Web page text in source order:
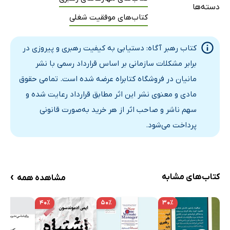
بیست ویژگی یک رهبر ﺁگاه
بهینه‌سازی رهبری برای سازمان
هنر ارتباطات
بخش سوم: عنکبوت و شبکه ﺁن
عنکبوت هشت پا
اولین پای عنکبوت اعتقاد به جبری بودن است
هرج‌ومرج سومین پای عنکبوت است
آنتروپی، ششمین پای عنکبوت است
انحراف، هفتمین پای عنکبوت است
خودخواهی، هشتمین پای عنکبوت است
دسته‌ها
کتاب‌های موفقیت شغلی
کتاب رهبر آگاه: دستیابی به کیفیت رهبری و پیروزی در
برابر مشکلات سازمانی بر اساس قرارداد رسمی با نشر
مانیان در فروشگاه کتابراه عرضه شده است. تمامی حقوق
مادی و معنوی نشر این اثر مطابق قرارداد رعایت شده و
سهم ناشر و صاحب اثر از هر خرید به‌صورت قانونی
پرداخت می‌شود.
کتاب‌های مشابه مشاهده همه ›
۳۰٪ ۵۰٪ ۴۰٪